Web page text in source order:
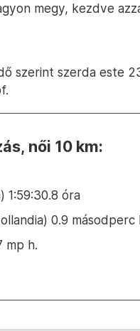
megy, kezdve
szerint szerda este
női 10 km:
1:59:30.8 óra
0.9 másodperc
mp h.